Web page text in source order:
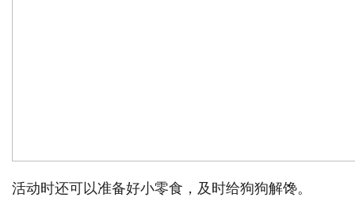
活动时还可以准备好小零食，及时给狗狗解馋。